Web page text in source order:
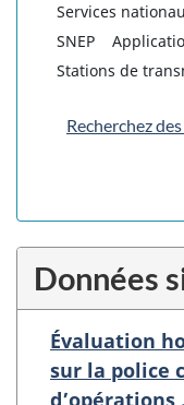
Services
SNEP
Stations de
Recherchez
Données
Évaluation
sur la police